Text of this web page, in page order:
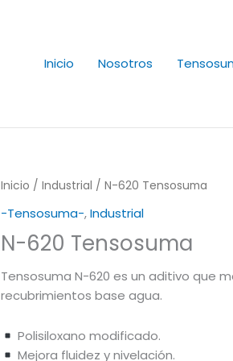
Inicio Nosotros
Inicio / Industrial / N-620 Tensosuma
-Tensosuma-,Industrial
N-620 Tensosuma
Tensosuma N-620 es un aditivo que
recubrimientos base agua.
Polisiloxano modificado.
Mejora fluidez y nivelación.